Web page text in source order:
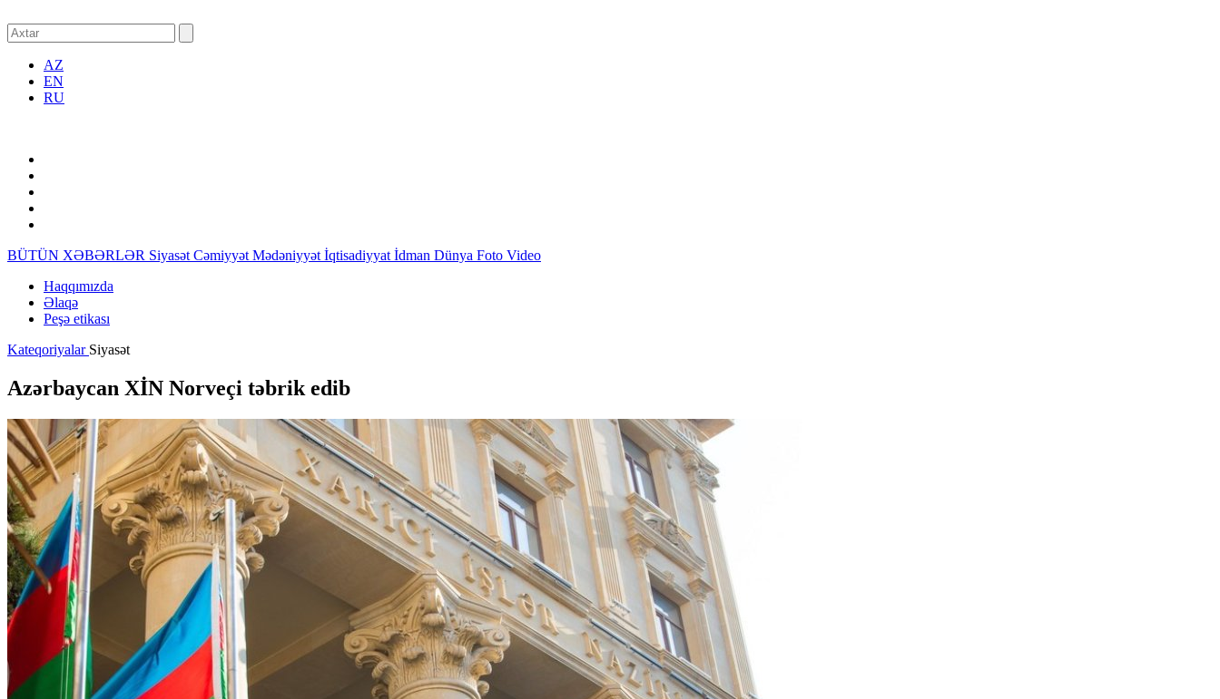
AZ
EN
RU
BÜTÜN XƏBƏRLƏR Siyasət Cəmiyyət Mədəniyyət İqtisadiyyat İdman Dünya Foto Video
Haqqımızda
Əlaqə
Peşə etikası
Kateqoriyalar Siyasət
Azərbaycan XİN Norveçi təbrik edib